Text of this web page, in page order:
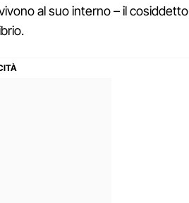
al suo interno – il cosiddetto